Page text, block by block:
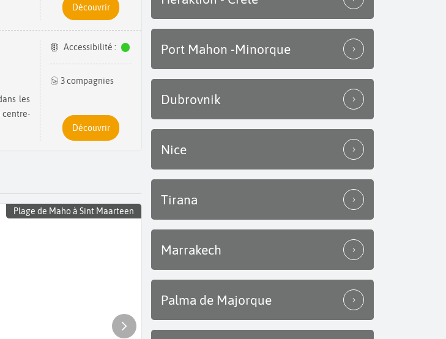
Découvrir
centre-
Accessibilité :
3 compagnies
Découvrir
Plage de Maho à Sint Maarteen
Port Mahon -Minorque
Dubrovnik
Nice
Tirana
Marrakech
Palma de Majorque